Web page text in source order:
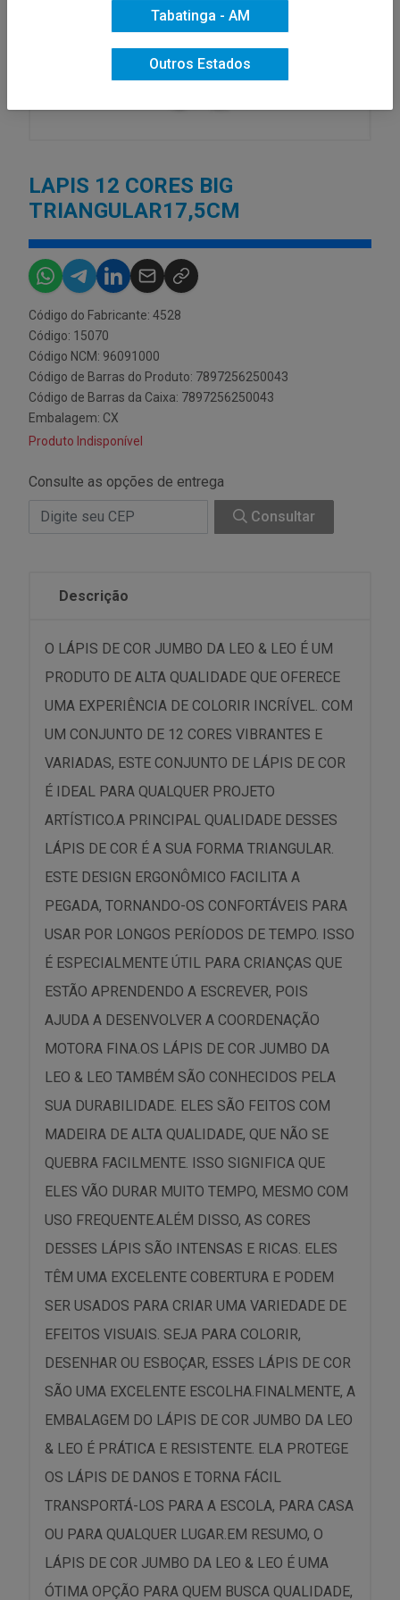
LAPIS 12 CORES BIG
TRIANGULAR17,5CM
Código do Fabricante: 4528
Código: 15070
Código NCM: 96091000
Código de Barras do Produto: 7897256250043
Código de Barras da Caixa: 7897256250043
Embalagem: CX
Produto Indisponível
Consulte as opções de entrega
Consultar
Descrição
O LÁPIS DE COR JUMBO DA LEO & LEO É UM
PRODUTO DE ALTA QUALIDADE QUE OFERECE
UMA EXPERIÊNCIA DE COLORIR INCRÍVEL. COM
UM CONJUNTO DE 12 CORES VIBRANTES E
VARIADAS, ESTE CONJUNTO DE LÁPIS DE COR
É IDEAL PARA QUALQUER PROJETO
ARTÍSTICO.A PRINCIPAL QUALIDADE DESSES
LÁPIS DE COR É A SUA FORMA TRIANGULAR.
ESTE DESIGN ERGONÔMICO FACILITA A
PEGADA, TORNANDO-OS CONFORTÁVEIS PARA
USAR POR LONGOS PERÍODOS DE TEMPO. ISSO
É ESPECIALMENTE ÚTIL PARA CRIANÇAS QUE
ESTÃO APRENDENDO A ESCREVER, POIS
AJUDA A DESENVOLVER A COORDENAÇÃO
MOTORA FINA.OS LÁPIS DE COR JUMBO DA
LEO & LEO TAMBÉM SÃO CONHECIDOS PELA
SUA DURABILIDADE. ELES SÃO FEITOS COM
MADEIRA DE ALTA QUALIDADE, QUE NÃO SE
QUEBRA FACILMENTE. ISSO SIGNIFICA QUE
ELES VÃO DURAR MUITO TEMPO, MESMO COM
USO FREQUENTE.ALÉM DISSO, AS CORES
DESSES LÁPIS SÃO INTENSAS E RICAS. ELES
TÊM UMA EXCELENTE COBERTURA E PODEM
SER USADOS PARA CRIAR UMA VARIEDADE DE
EFEITOS VISUAIS. SEJA PARA COLORIR,
DESENHAR OU ESBOÇAR, ESSES LÁPIS DE COR
SÃO UMA EXCELENTE ESCOLHA.FINALMENTE, A
EMBALAGEM DO LÁPIS DE COR JUMBO DA LEO
& LEO É PRÁTICA E RESISTENTE. ELA PROTEGE
OS LÁPIS DE DANOS E TORNA FÁCIL
TRANSPORTÁ-LOS PARA A ESCOLA, PARA CASA
OU PARA QUALQUER LUGAR.EM RESUMO, O
LÁPIS DE COR JUMBO DA LEO & LEO É UMA
ÓTIMA OPÇÃO PARA QUEM BUSCA QUALIDADE,
Tabatinga - AM
Outros Estados